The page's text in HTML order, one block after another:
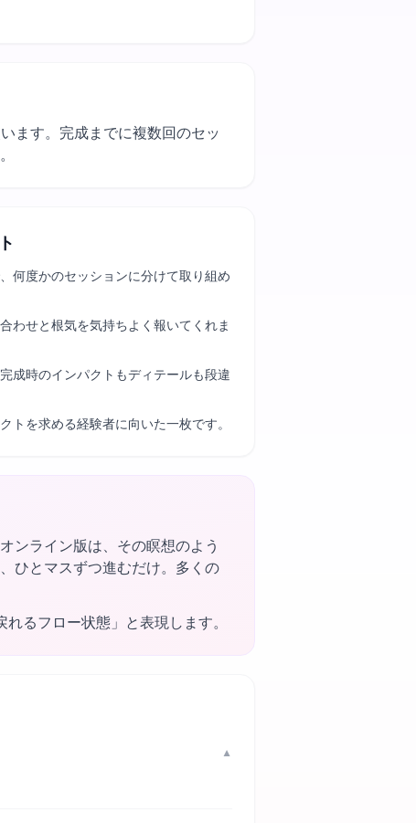
ます。完成までに複数回のセッ
何度かのセッションに分けて取り組め
わせと根気を気持ちよく報いてくれま
成時のインパクトもディテールも段違
トを求める経験者に向いた一枚です。
ンライン版は、その瞑想のよう
ひとマスずつ進むだけ。多くの
るフロー状態」と表現します。
▼